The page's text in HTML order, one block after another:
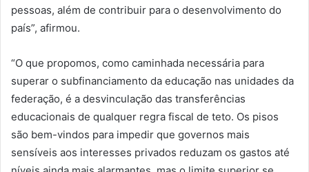
pessoas, além de contribuir para o desenvolvimento do
país”, afirmou.
“O que propomos, como caminhada necessária para
superar o subfinanciamento da educação nas unidades da
federação, é a desvinculação das transferências
educacionais de qualquer regra fiscal de teto. Os pisos
são bem-vindos para impedir que governos mais
sensíveis aos interesses privados reduzam os gastos até